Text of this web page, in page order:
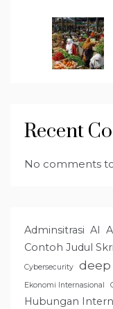
Recent
No comments
Adminsitrasi AI
Contoh Judul
Cybersecurity deep
Ekonomi Internasional
Hubungan